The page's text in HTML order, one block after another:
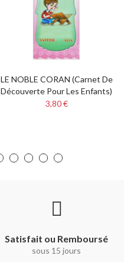
LE NOBLE CORAN (carnet De
Découverte Pour Les Enfants)
3,80 €
Satisfait ou Remboursé
sous 15 jours